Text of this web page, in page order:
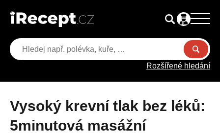
Rozšířené hledání
Vysoký krevní tlak bez léků:
5minutová masážní